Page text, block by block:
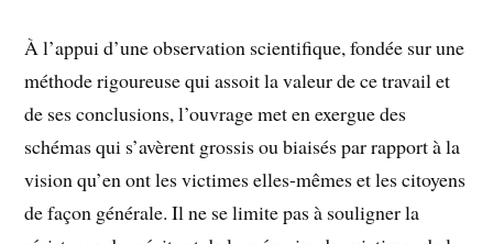
À l’appui d’une observation scientifique, fondée sur une
méthode rigoureuse qui assoit la valeur de ce travail et
de ses conclusions, l’ouvrage met en exergue des
schémas qui s’avèrent grossis ou biaisés par rapport à la
vision qu’en ont les victimes elles-mêmes et les citoyens
de façon générale. Il ne se limite pas à souligner la